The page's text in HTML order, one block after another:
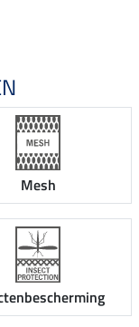
Mesh